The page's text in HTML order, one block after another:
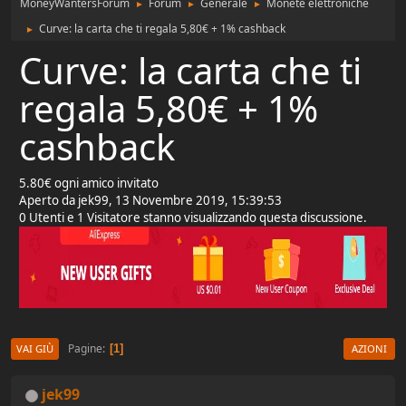
MoneyWantersForum ► Forum ► Generale ► Monete elettroniche
► Curve: la carta che ti regala 5,80€ + 1% cashback
Curve: la carta che ti
regala 5,80€ + 1%
cashback
5.80€ ogni amico invitato
Aperto da jek99, 13 Novembre 2019, 15:39:53
0 Utenti e 1 Visitatore stanno visualizzando questa discussione.
VAI GIÙ Pagine 1 AZIONI
jek99